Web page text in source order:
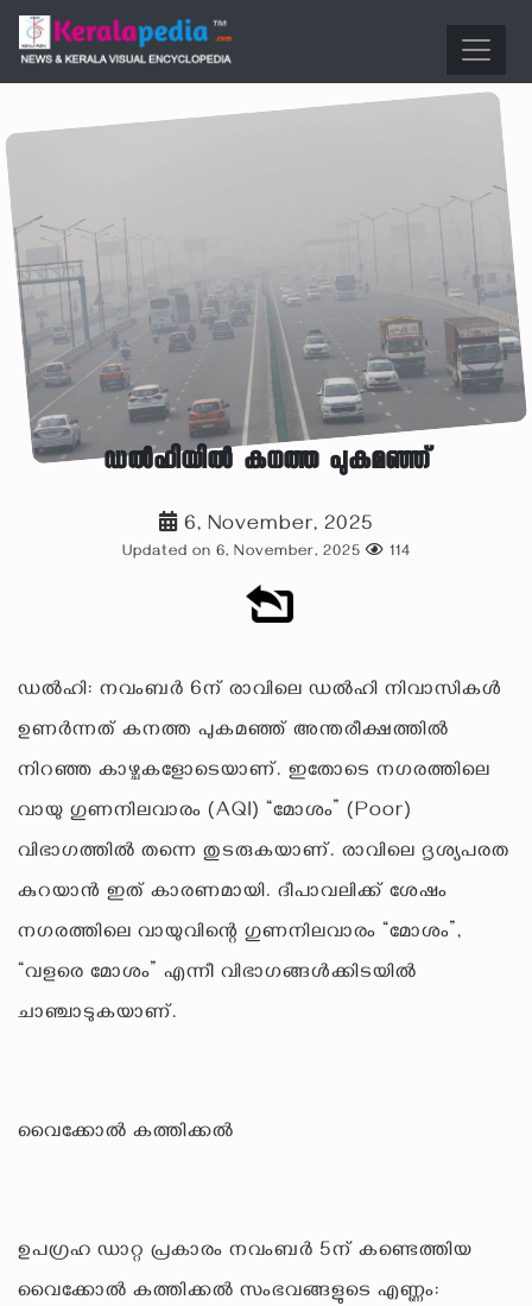
ഡൽഹിയിൽ കനത്ത പുകമഞ്ഞ്
6, November, 2025
Updated on 6, November, 2025 114
ഡൽഹി: നവംബർ 6ന് രാവിലെ ഡൽഹി നിവാസികൾ
ഉണർന്നത് കനത്ത പുകമഞ്ഞ് അന്തരീക്ഷത്തിൽ
നിറഞ്ഞ കാഴ്ചകളോടെയാണ്. ഇതോടെ നഗരത്തിലെ
വായു ഗുണനിലവാരം (AQI) “മോശം” (Poor)
വിഭാഗത്തിൽ തന്നെ തുടരുകയാണ്. രാവിലെ ദൃശ്യപരത
കുറയാൻ ഇത് കാരണമായി. ദീപാവലിക്ക് ശേഷം
നഗരത്തിലെ വായുവിന്റെ ഗുണനിലവാരം “മോശം”,
“വളരെ മോശം” എന്നീ വിഭാഗങ്ങൾക്കിടയിൽ
ചാഞ്ചാടുകയാണ്.
വൈക്കോൽ കത്തിക്കൽ
ഉപഗ്രഹ ഡാറ്റ പ്രകാരം നവംബർ 5ന് കണ്ടെത്തിയ
വൈക്കോൽ കത്തിക്കൽ സംഭവങ്ങളുടെ എണ്ണം: